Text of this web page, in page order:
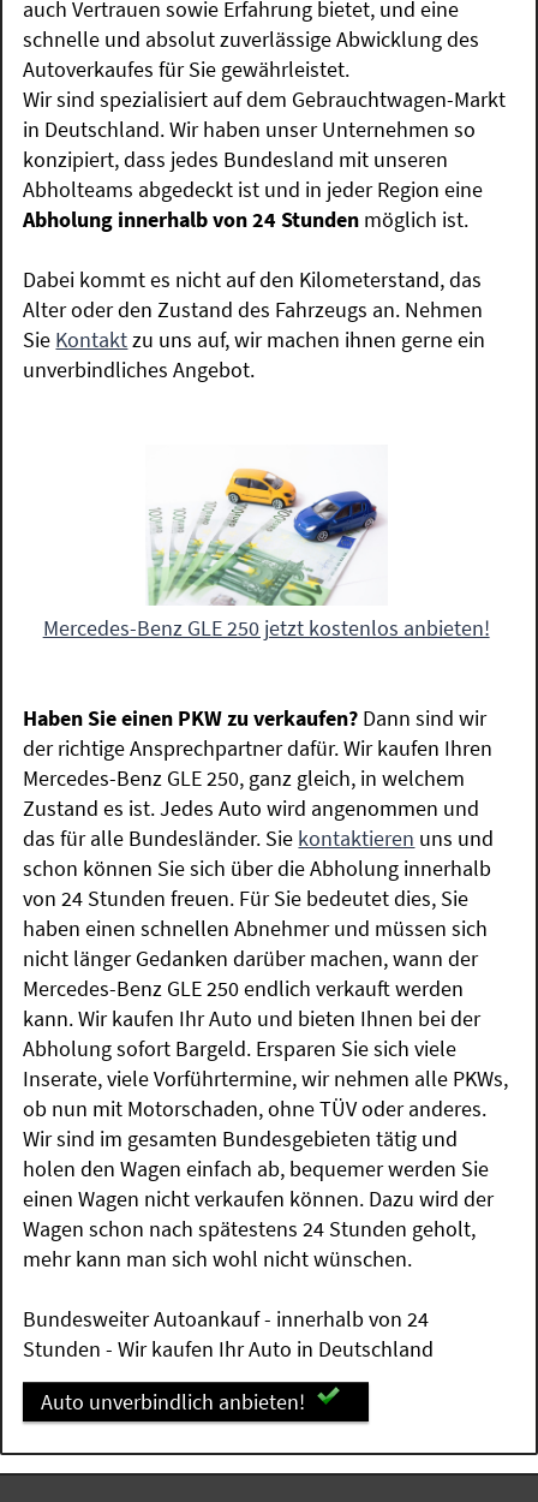
auch Vertrauen sowie Erfahrung bietet, und eine
schnelle und absolut zuverlässige Abwicklung des
Autoverkaufes für Sie gewährleistet.
Wir sind spezialisiert auf dem Gebrauchtwagen-Markt
in Deutschland. Wir haben unser Unternehmen so
konzipiert, dass jedes Bundesland mit unseren
Abholteams abgedeckt ist und in jeder Region eine
Abholung innerhalb von 24 Stunden möglich ist.
Dabei kommt es nicht auf den Kilometerstand, das
Alter oder den Zustand des Fahrzeugs an. Nehmen
Sie Kontaktzu uns auf, wir machen ihnen gerne ein
unverbindliches Angebot.
Mercedes-Benz GLE 250 jetzt kostenlos anbieten!
Haben Sie einen PKW zu verkaufen? Dann sind wir
der richtige Ansprechpartner dafür. Wir kaufen Ihren
Mercedes-Benz GLE 250, ganz gleich, in welchem
Zustand es ist. Jedes Auto wird angenommen und
das für alle Bundesländer. Sie kontaktieren uns und
schon können Sie sich über die Abholung innerhalb
von 24 Stunden freuen. Für Sie bedeutet dies, Sie
haben einen schnellen Abnehmer und müssen sich
nicht länger Gedanken darüber machen, wann der
Mercedes-Benz GLE 250 endlich verkauft werden
kann. Wir kaufen Ihr Auto und bieten Ihnen bei der
Abholung sofort Bargeld. Ersparen Sie sich viele
Inserate, viele Vorführtermine, wir nehmen alle PKWs,
ob nun mit Motorschaden, ohne TÜV oder anderes.
Wir sind im gesamten Bundesgebieten tätig und
holen den Wagen einfach ab, bequemer werden Sie
einen Wagen nicht verkaufen können. Dazu wird der
Wagen schon nach spätestens 24 Stunden geholt,
mehr kann man sich wohl nicht wünschen.
Bundesweiter Autoankauf - innerhalb von 24
Stunden - Wir kaufen Ihr Auto in Deutschland
Auto unverbindlich anbieten!